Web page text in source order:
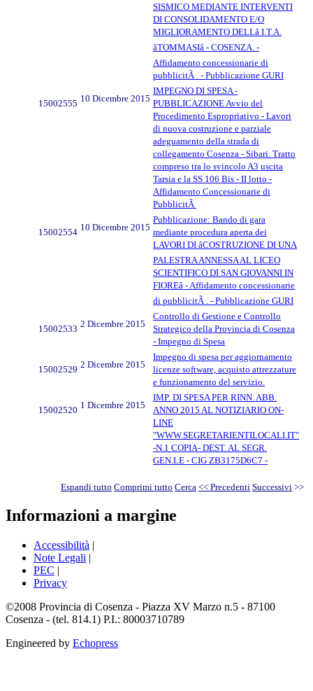
SISMICO MEDIANTE INTERVENTI
DI CONSOLIDAMENTO E/O
MIGLIORAMENTO DELLâ I.T.A.
âTOMMASIâ - COSENZA. -
Affidamento concessionarie di
pubblicitÃ . - Pubblicazione GURI
15002555 10 Dicembre 2015
IMPEGNO DI SPESA -
PUBBLICAZIONE Avvio del
Procedimento Espropriativo - Lavori
di nuova costruzione e parziale
adeguamento della strada di
collegamento Cosenza - Sibari. Tratto
compreso tra lo svincolo A3 uscita
Tarsia e la SS 106 Bis - II lotto -
Affidamento Concessionarie di
PubblicitÃ
15002554 10 Dicembre 2015
Pubblicazione: Bando di gara
mediante procedura aperta dei
LAVORI DI âCOSTRUZIONE DI UNA
PALESTRA ANNESSA AL LICEO
SCIENTIFICO DI SAN GIOVANNI IN
FIOREâ - Affidamento concessionarie
di pubblicitÃ . - Pubblicazione GURI
15002533 2 Dicembre 2015
Controllo di Gestione e Controllo
Strategico della Provincia di Cosenza
- Impegno di Spesa
15002529 2 Dicembre 2015
Impegno di spesa per aggiornamento
licenze software, acquisto attrezzature
e funzionamento del servizio.
15002520 1 Dicembre 2015
IMP. DI SPESA PER RINN. ABB.
ANNO 2015 AL NOTIZIARIO ON-
LINE
"WWW.SEGRETARIENTILOCALI.IT"
-N.1 COPIA- DEST. AL SEGR.
GEN.LE - CIG ZB3175D6C7 -
Espandi tutto Comprimi tutto Cerca << Precedenti Successivi >>
Informazioni a margine
Accessibilità |
Note Legali |
PEC |
Privacy
©2008 Provincia di Cosenza - Piazza XV Marzo n.5 - 87100
Cosenza - (tel. 814.1) P.I.: 80003710789
Engineered by Echopress